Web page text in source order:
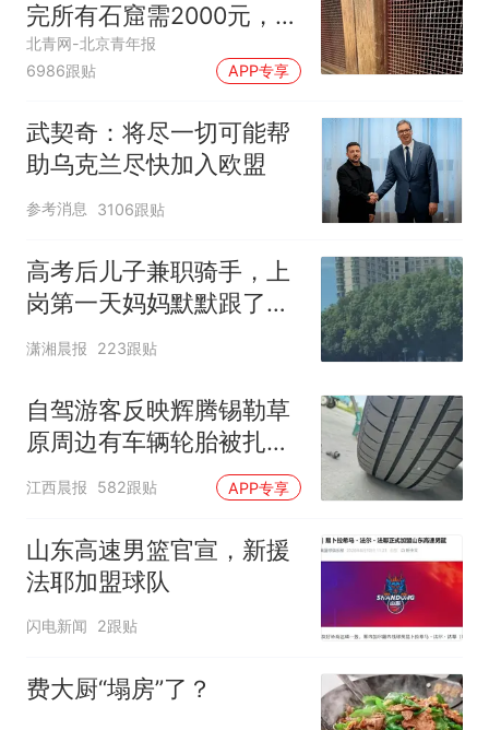
完所有石窟需2000元，景
区：部分石窟受特别保
护，游客可按需买
北青网-北京青年报
6986跟贴
APP专享
武契奇：将尽一切可能帮
助乌克兰尽快加入欧盟
参考消息 3106跟贴
高考后儿子兼职骑手，上
岗第一天妈妈默默跟了三
公里，感慨孩子真的长大
潇湘晨报 223跟贴
自驾游客反映辉腾锡勒草
原周边有车辆轮胎被扎，
修理店铺换胎价格高达千
元，官方发布情况通报
江西晨报 582跟贴 APP专享
山东高速男篮官宣，新援
法耶加盟球队
闪电新闻 2跟贴
费大厨“塌房”了？